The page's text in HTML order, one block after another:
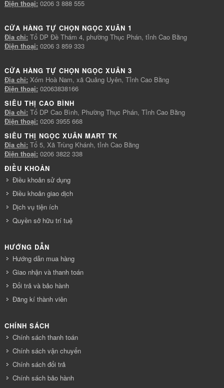
Điện thoại: 0206 3 888 555
CỬA HÀNG TỰ CHỌN NGỌC XUÂN 1
Địa chỉ: Tổ DP Đề Thám 4, phường Thục Phán, tỉnh Cao Bằng
Điện thoại: 0206 3 859 333
CỬA HÀNG TỰ CHỌN NGỌC XUÂN 3
Địa chỉ: Xóm Hoà Nam, xã Quảng Uyên, Tỉnh Cao Bằng
Điện thoại: 02063838166
SIÊU THỊ CAO BÌNH
Địa chỉ: Tổ DP Cao Bình, Phường Thục Phán, Tỉnh Cao Bằng
Điện thoại: 0206 3955 668
SIÊU THỊ NGỌC XUÂN MART TK
Địa chỉ: Tổ 5, Xã Trùng Khánh, tỉnh Cao Bằng
Điện thoại: 0206 3822 338
ĐIỀU KHOẢN
Điều khoản sử dụng
Điều khoản giao dịch
Dịch vụ tiện ích
Quyền sở hữu trí tuệ
HƯỚNG DẪN
Hướng dẫn mua hàng
Giao nhận và thanh toán
Đổi trả và bảo hành
Đăng kí thành viên
CHÍNH SÁCH
Chính sách thanh toán
Chính sách vận chuyển
Chính sách đổi trả
Chính sách bảo hành